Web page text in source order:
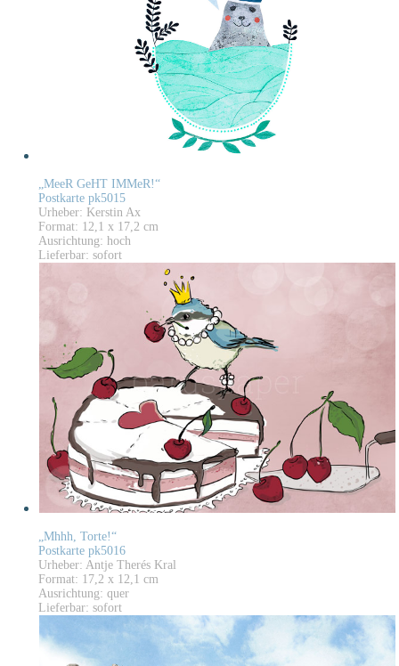
„MeeR GeHT IMMeR!“
Postkarte pk5015
Urheber: Kerstin Ax
Format: 12,1 x 17,2 cm
Ausrichtung: hoch
Lieferbar: sofort
„Mhhh, Torte!“
Postkarte pk5016
Urheber: Antje Therés Kral
Format: 17,2 x 12,1 cm
Ausrichtung: quer
Lieferbar: sofort